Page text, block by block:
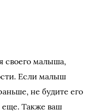
своего малыша,
Если малыш
не будите его
еще. Также ваш